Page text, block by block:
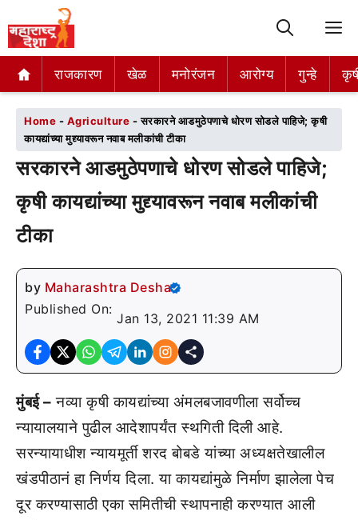
राजकारण खेळ मनोरंजन आरोग्य गुन्हे
राजकारण खेळ मनोरंजन आरोग्य गुन्हे
Home - Agriculture -सरकारने आडमुठेपणाचे धोरण सोडले पाहिजे; कृषी
कायद्यांच्या मुद्द्यावरून नवाब मलीकांची टीका
सरकारने आडमुठेपणाचे धोरण सोडले पाहिजे;
कृषी कायद्यांच्या मुद्द्यावरून नवाब मलीकांची
टीका
by Maharashtra Desha
Published On:
Jan 13, 2021 11:39 AM
मुंबई – नव्या कृषी कायद्यांच्या अंमलबजावणीला सर्वोच्च
न्यायालयाने पुढील आदेशापर्यंत स्थगिती दिली आहे.
सरन्यायाधीश न्यायमूर्ती शरद बोबडे यांच्या अध्यक्षतेखालील
खंडपीठानं हा निर्णय दिला. या कायद्यांमुळे निर्माण झालेला पेच
दूर करण्यासाठी एका समितीची स्थापनाही करण्यात आली